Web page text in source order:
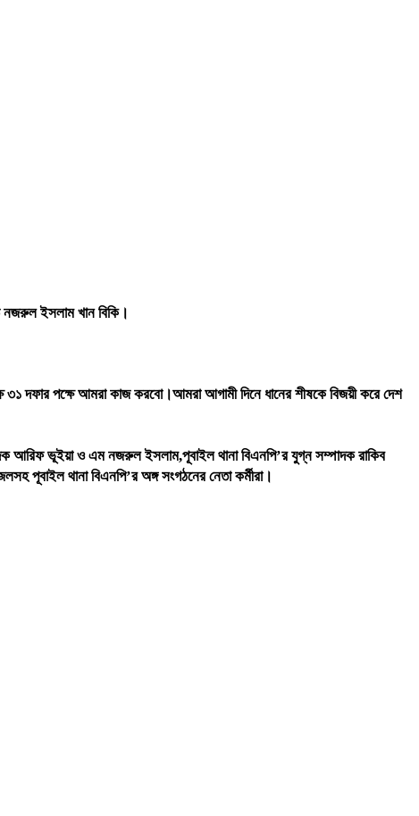
নজরুল ইসলাম খান বিকি।
দফার পক্ষে আমরা কাজ করবো।আমরা আগামী দিনে ধানের শীষকে বিজয়ী করে দেশ
আরিফ ভূইয়া ও এম নজরুল ইসলাম,পূবাইল থানা বিএনপি’র যুগ্ন সম্পাদক রাকিব
পূবাইল থানা বিএনপি’র অঙ্গ সংগঠনের নেতা কর্মীরা।